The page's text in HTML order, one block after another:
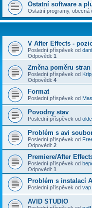
Ostatní software a
Ostatní programy, obecná
V After Effects -
Poslední příspěvek od
Odpovědi: 1
Změna poměru stran
Poslední příspěvek od
Odpovědi: 4
Format
Poslední příspěvek od
Povodny stav
Poslední příspěvek od
Problém s avi
Poslední příspěvek od
Odpovědi: 2
Premiere/After
Poslední příspěvek od
Odpovědi: 1
Problém s instalací
Poslední příspěvek od vap
AVID STUDIO